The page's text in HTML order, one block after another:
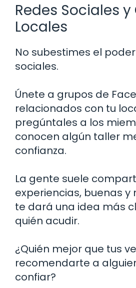
Redes Sociales
Locales
No subestimes el
sociales.
Únete a grupos de
relacionados con tu
pregúntales a los
conocen algún taller
confianza.
La gente suele
experiencias, buenas y
te dará una idea más
quién acudir.
¿Quién mejor que tus
recomendarte a
confiar?